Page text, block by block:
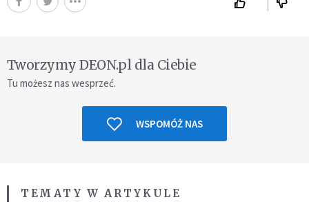
Tworzymy DEON.pl dla Ciebie
Tu możesz nas wesprzeć.
WSPOMÓŻ NAS
TEMATY W ARTYKULE